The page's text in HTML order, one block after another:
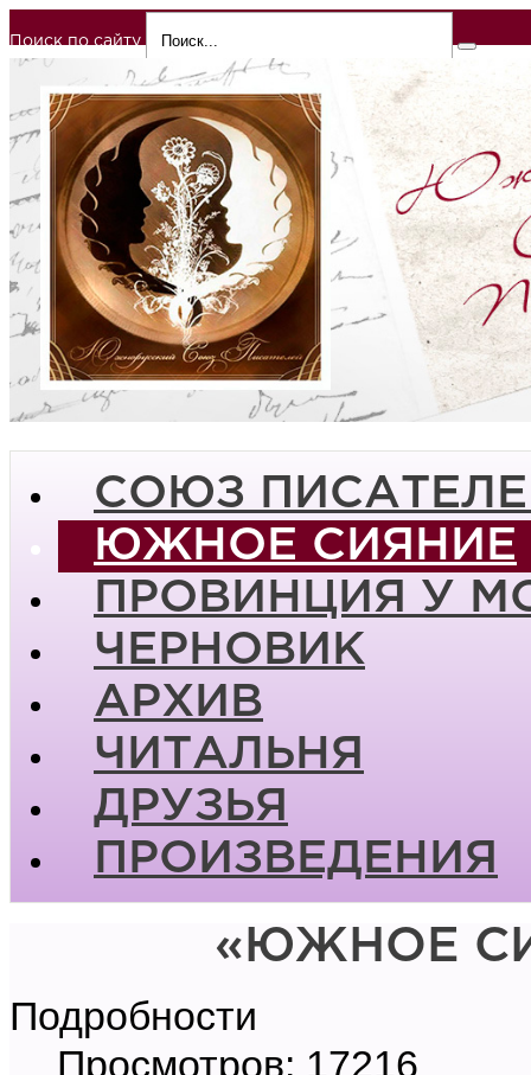
Поиск по сайту
СОЮЗ
ЮЖНОЕ СИЯНИЕ
ПРОВИНЦИЯ У
ЧЕРНОВИК
АРХИВ
ЧИТАЛЬНЯ
ДРУЗЬЯ
ПРОИЗВЕДЕНИЯ
«ЮЖНОЕ
Подробности
Просмотров: 17216